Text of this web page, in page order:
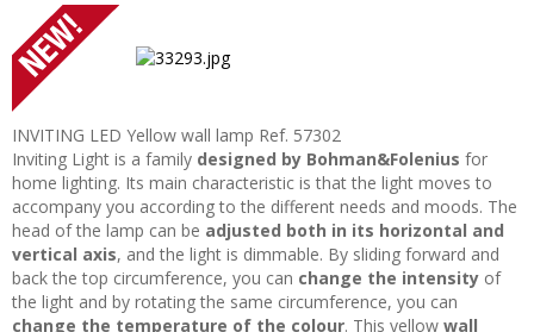
INVITING LED Yellow wall lamp Ref. 57302
Inviting Light is a family designed by Bohman&Folenius for
home lighting. Its main characteristic is that the light moves to
accompany you according to the different needs and moods. The
head of the lamp can be adjusted both in its horizontal and
vertical axis, and the light is dimmable. By sliding forward and
back the top circumference, you can change the intensity of
the light and by rotating the same circumference, you can
change the temperature of the colour. This yellow wall